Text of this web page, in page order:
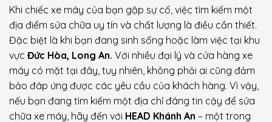
Khi chiếc xe máy của bạn gặp sự cố, việc tìm kiếm một
địa điểm sửa chữa uy tín và chất lượng là điều cần thiết.
Đặc biệt là khi bạn đang sinh sống hoặc làm việc tại khu
vực Đức Hòa, Long An. Với nhiều đại lý và cửa hàng xe
máy có mặt tại đây, tuy nhiên, không phải ai cũng đảm
bảo đáp ứng được các yêu cầu của khách hàng. Vì vậy,
nếu bạn đang tìm kiếm một địa chỉ đáng tin cậy để sửa
chữa xe máy, hãy đến với HEAD Khánh An – một trong